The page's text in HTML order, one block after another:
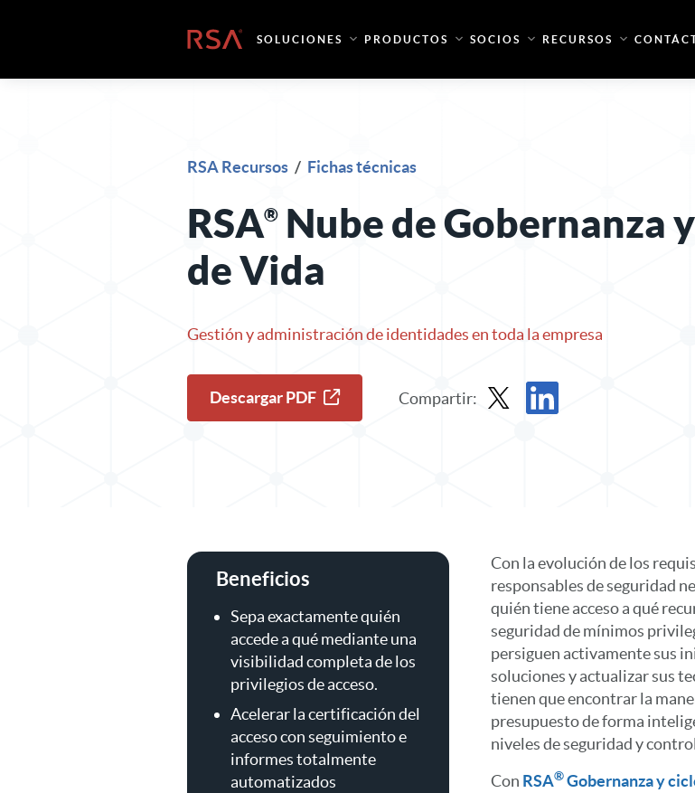
Inicio SOLUCIONES PRODUCTOS SOCIOS RECURSOS
RSA Recursos / Fichas técnicas
RSA Nube de Gobernanza
de Vida
Gestión y administración de identidades en toda la empresa
Descargar PDF Compartir:
Beneficios
Sepa exactamente quién
accede a qué mediante una
visibilidad completa de los
privilegios de acceso.
Acelerar la certificación del
acceso con seguimiento e
informes totalmente
automatizados
Con la evolución de los
responsables de seguridad
quién tiene acceso a qué
seguridad de mínimos
persiguen activamente sus
soluciones y actualizar sus
tienen que encontrar la
presupuesto de forma
niveles de seguridad y
Con RSA®Gobernanza y